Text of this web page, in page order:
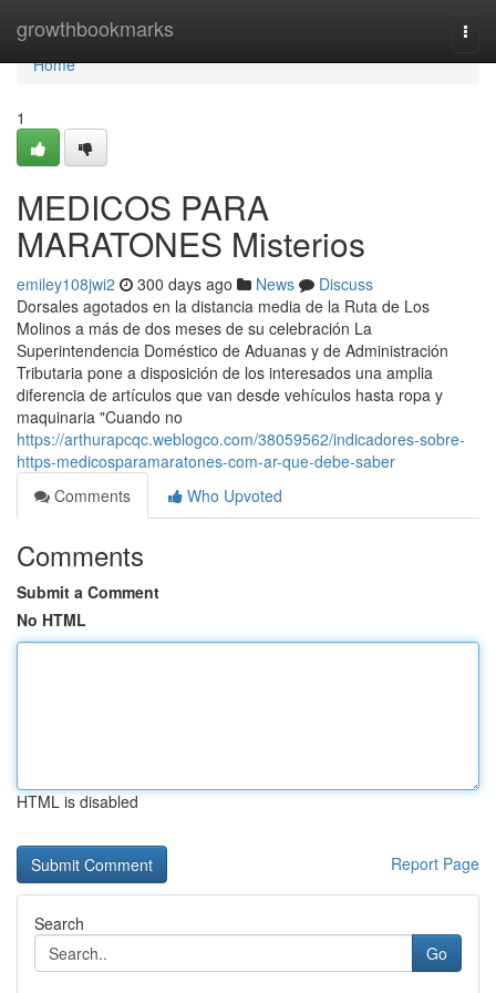
growthbookmarks
Home
Home
1
MEDICOS PARA
MARATONES Misterios
emiley108jwi2 300 days ago News
Discuss
Dorsales agotados en la distancia media de la Ruta de Los
Molinos a más de dos meses de su celebración La
Superintendencia Doméstico de Aduanas y de Administración
Tributaria pone a disposición de los interesados una amplia
diferencia de artículos que van desde vehículos hasta ropa y
maquinaria "Cuando no
https://arthurapcqc.weblogco.com/38059562/indicadores-sobre-
https-medicosparamaratones-com-ar-que-debe-saber
Comments
Who Upvoted
Comments
Submit a Comment
No HTML
HTML is disabled
Report Page
Search
Go